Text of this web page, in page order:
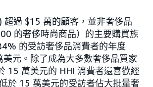
超過 $15 萬的顧客，並非奢侈品
的奢侈時尚商品）的主要購買族
的受訪奢侈品消費者的年度
美元。除了成為大多數奢侈品買家
15 萬美元的 HHI 消費者還喜歡經
於 15 萬美元的受訪者佔大批量奢